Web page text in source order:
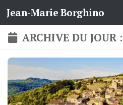
Skip to content
Jean-Marie Borghino
ARCHIVE DU JOUR :